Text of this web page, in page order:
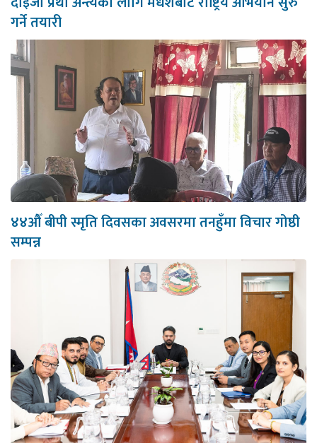
गर्ने तयारी
४४औँ बीपी स्मृति दिवसका अवसरमा तनहुँमा विचार गोष्ठी
सम्पन्न